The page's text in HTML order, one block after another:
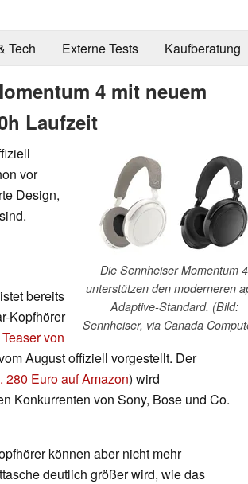
Tech Externe Tests Kaufberatung
4 mit neuem
Laufzeit
Die Sennheiser Momentum 4
unterstützen den moderneren
Adaptive-Standard. (Bild:
Sennheiser, via Canada
vor
Design,
bereits
Kopfhörer
Teaser von
August offiziell vorgestellt. Der
280 Euro auf Amazon) wird
Konkurrenten von Sony, Bose und Co.
können aber nicht mehr
deutlich größer wird, wie das